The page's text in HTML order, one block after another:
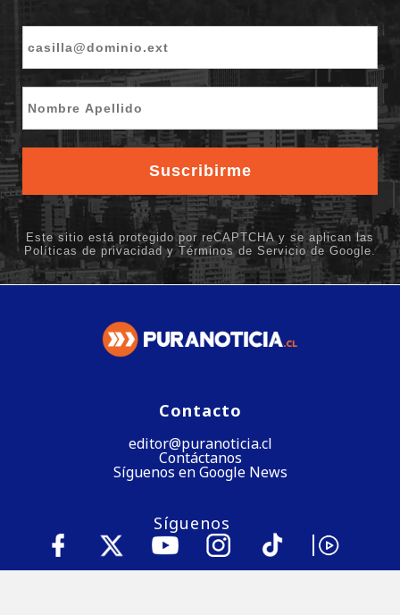
Contacto
editor@puranoticia.cl
Contáctanos
Síguenos en Google News
Síguenos